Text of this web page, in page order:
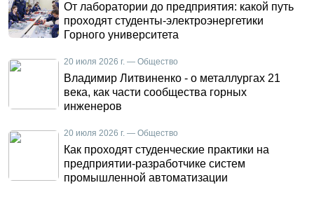
От лаборатории до предприятия: какой путь
проходят студенты-электроэнергетики
Горного университета
20 июля 2026 г. — Общество
Владимир Литвиненко - о металлургах 21
века, как части сообщества горных
инженеров
20 июля 2026 г. — Общество
Как проходят студенческие практики на
предприятии-разработчике систем
промышленной автоматизации